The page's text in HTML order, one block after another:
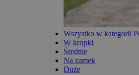
Wszystko w kategorii
W kropki
Średnie
Na zamek
Duże